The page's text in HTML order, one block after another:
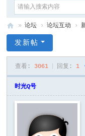
术
的
» 论坛 › 论坛互动 ›
发新帖
查看: 3061 回复: 1
时光Q号